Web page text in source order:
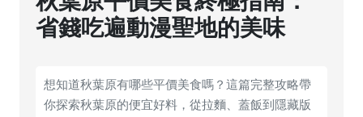
省錢吃遍動漫聖地的美味
想知道秋葉原有哪些平價美食嗎？這篇完整攻略帶
你探索秋葉原的便宜好料，從拉麵、蓋飯到隱藏版